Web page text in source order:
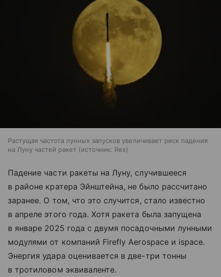
Растущая частота лунных запусков увеличивает риск падения
на Луну частей ракет
источник: Rex
Падение части ракеты на Луну, случившееся
в районе кратера Эйнштейна, не было рассчитано
заранее. О том, что это случится, стало известно
в апреле этого года. Хотя ракета была запущена
в январе 2025 года с двумя посадочными лунными
модулями от компаний Firefly Aerospace и ispace.
Энергия удара оценивается в две-три тонны
в тротиловом эквиваленте.